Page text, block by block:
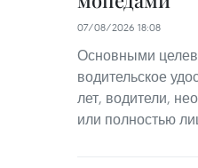
07/08/2026 18:08
Основными
водительское
лет, водители,
или полностью